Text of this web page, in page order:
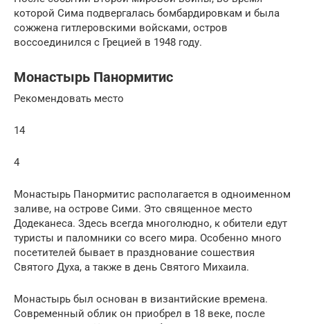
которой Сима подвергалась бомбардировкам и была
сожжена гитлеровскими войсками, остров
воссоединился с Грецией в 1948 году.
Монастырь Панормитис
Рекомендовать место
14
4
Монастырь Панормитис располагается в одноименном
заливе, на острове Сими. Это священное место
Додеканеса. Здесь всегда многолюдно, к обители едут
туристы и паломники со всего мира. Особенно много
посетителей бывает в празднование сошествия
Святого Духа, а также в день Святого Михаила.
Монастырь был основан в византийские времена.
Современный облик он приобрел в 18 веке, после